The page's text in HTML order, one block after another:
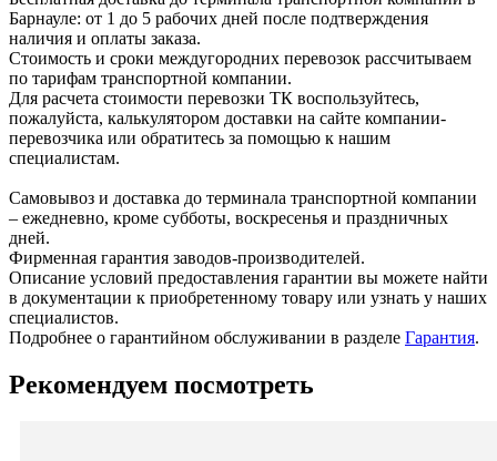
Барнауле: от 1 до 5 рабочих дней после подтверждения
наличия и оплаты заказа.
Стоимость и сроки междугородних перевозок рассчитываем
по тарифам транспортной компании.
Для расчета стоимости перевозки ТК воспользуйтесь,
пожалуйста, калькулятором доставки на сайте компании-
перевозчика или обратитесь за помощью к нашим
специалистам.
Самовывоз и доставка до терминала транспортной компании
– ежедневно, кроме субботы, воскресенья и праздничных
дней.
Фирменная гарантия заводов-производителей.
Описание условий предоставления гарантии вы можете найти
в документации к приобретенному товару или узнать у наших
специалистов.
Подробнее о гарантийном обслуживании в разделе Гарантия.
Рекомендуем посмотреть